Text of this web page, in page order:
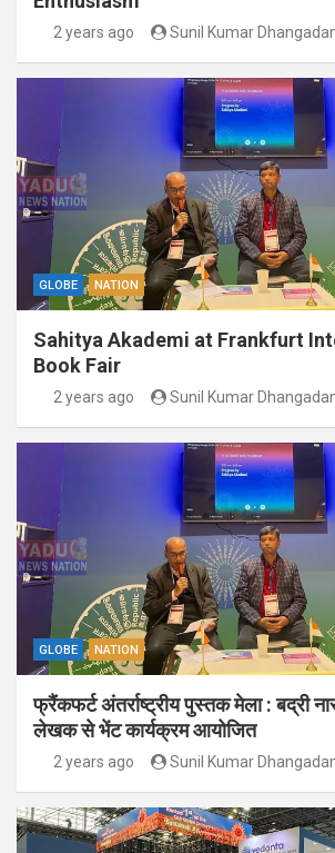
2 years ago Sunil Kumar
GLOBE NATION
Sahitya Akademi at Frankfurt
Book Fair
2 years ago Sunil Kumar
GLOBE NATION
फ्रैंकफर्ट अंतर्राष्ट्रीय पुस्तक मेला : बद्री
लेखक से भेंट कार्यक्रम आयोजित
2 years ago Sunil Kumar